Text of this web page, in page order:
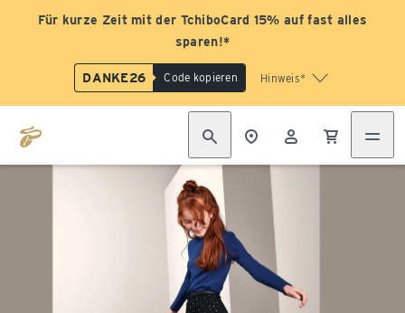
Für kurze Zeit mit der TchiboCard 15% auf fast alles
sparen!*
DANKE26 Code kopieren Hinweis*